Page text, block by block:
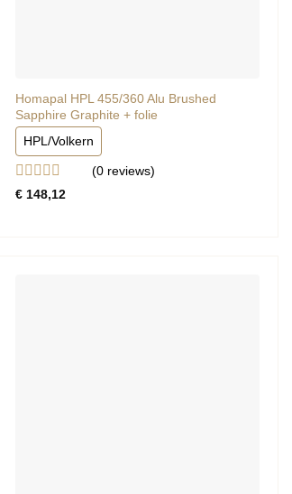
Homapal HPL 455/360 Alu Brushed
Sapphire Graphite + folie
HPL/Volkern
Gewaardeerd
(0 reviews)
€ 148,12